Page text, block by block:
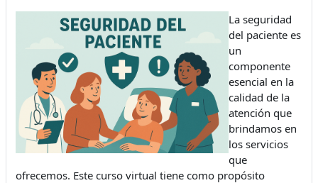
La seguridad
del paciente es
un
componente
esencial en la
calidad de la
atención que
brindamos en
los servicios
que
ofrecemos. Este curso virtual tiene como propósito